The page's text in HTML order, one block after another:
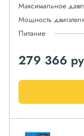
Максимальное
Мощность
Питание
279 366